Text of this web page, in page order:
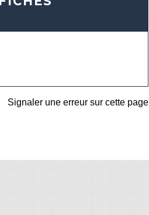
Signaler une erreur sur cette page